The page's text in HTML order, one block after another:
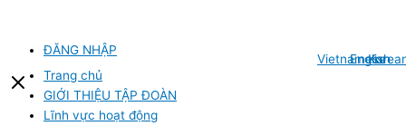
ĐĂNG NHẬP
Trang chủ
GIỚI THIỆU TẬP ĐOÀN
Lĩnh vực hoạt động
Vietnamese
English